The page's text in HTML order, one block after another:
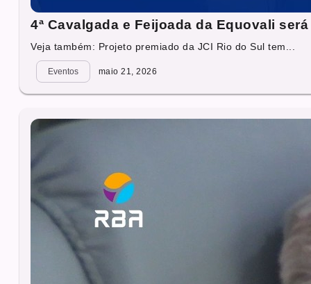
4ª Cavalgada e Feijoada da Equovali
Veja também: Projeto premiado da JCI Rio do Sul tem...
Eventos maio 21, 2026